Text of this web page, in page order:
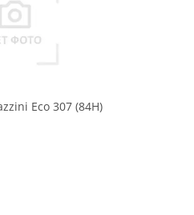
Eco 307 (84H)